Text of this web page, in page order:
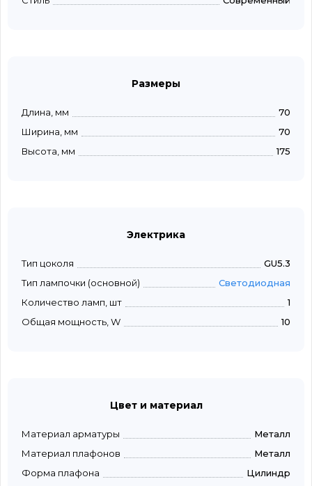
Размеры
Длина, мм
70
Ширина, мм
70
Высота, мм
175
Электрика
Тип цоколя
GU5.3
Тип лампочки (основной)
Светодиодная
Количество ламп, шт
1
Общая мощность, W
10
Цвет и материал
Материал арматуры
Металл
Материал плафонов
Металл
Форма плафона
Цилиндр